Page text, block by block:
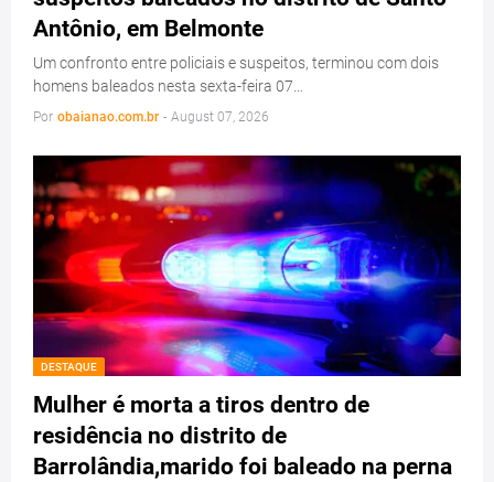
Antônio, em Belmonte
Um confronto entre policiais e suspeitos, terminou com dois
homens baleados nesta sexta-feira 07…
Por obaianao.com.br - August 07, 2026
DESTAQUE
Mulher é morta a tiros dentro de
residência no distrito de
Barrolândia,marido foi baleado na perna